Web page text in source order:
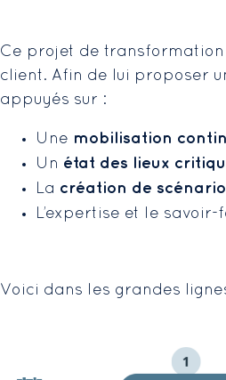
Ce projet de
client. Afin de lui proposer
appuyés sur :
Une mobilisation
Un état des lieux
La création de
L’expertise et le
Voici dans les grandes